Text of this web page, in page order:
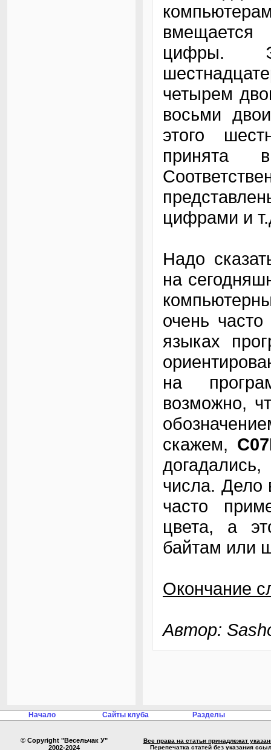
цифры.
четырем
восьми
этого
принята
цифрами и
Надо
на
очень
языках
на
возможно,
скажем,
числа. Дело
часто
цвета, а
байтам или
Окончание
Автор:
Начало Сайты клуба Разделы
© Copyright "Весельчак У"
2002-2024
Все права на статьи принадлежат
Перепечатка статей без указания